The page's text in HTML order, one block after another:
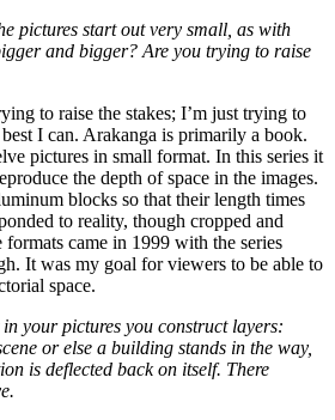
pictures start out very small, as with
and bigger? Are you trying to raise
to raise the stakes; I’m just trying to
I can. Arakanga is primarily a book.
pictures in small format. In this series it
the depth of space in the images.
blocks so that their length times
to reality, though cropped and
came in 1999 with the series
It was my goal for viewers to be able to
space.
your pictures you construct layers:
or else a building stands in the way,
is deflected back on itself. There